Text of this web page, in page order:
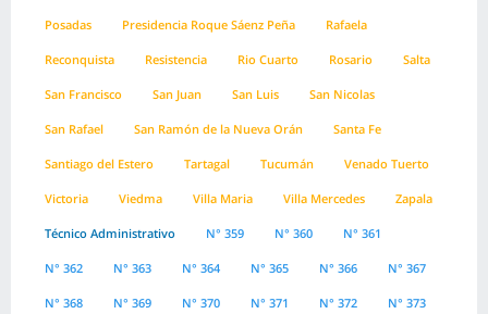
Posadas Presidencia Roque Sáenz Peña Rafaela
Reconquista Resistencia Rio Cuarto Rosario Salta
San Francisco San Juan San Luis San Nicolas
San Rafael San Ramón de la Nueva Orán Santa Fe
Santiago del Estero Tartagal Tucumán Venado Tuerto
Victoria Viedma Villa Maria Villa Mercedes Zapala
Técnico Administrativo N° 359 N° 360 N° 361
N° 362 N° 363 N° 364 N° 365 N° 366 N° 367
N° 368 N° 369 N° 370 N° 371 N° 372 N° 373